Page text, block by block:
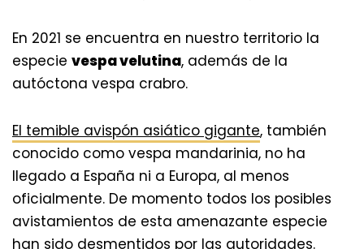
En 2021 se encuentra en nuestro territorio la
especie vespa velutina, además de la
autóctona vespa crabro.
El temible avispón asiático gigante, también
conocido como vespa mandarinia, no ha
llegado a España ni a Europa, al menos
oficialmente. De momento todos los posibles
avistamientos de esta amenazante especie
han sido desmentidos por las autoridades.